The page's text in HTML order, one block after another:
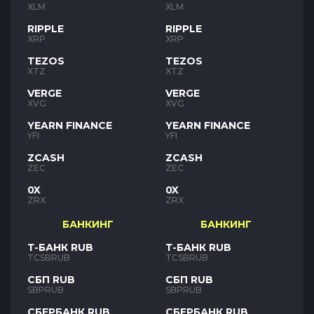
XLM
RIPPLE
XRP
TEZOS
XTZ
VERGE
XVG
YEARN FINANCE
YFI
ZCASH
ZEC
0X
ZRX
БАНКИНГ
Т-БАНК RUB
TCSBRUB
СБП RUB
SBPRUB
XLM
RIPPLE
XRP
TEZOS
XTZ
VERGE
XVG
YEARN FINANCE
YFI
ZCASH
ZEC
0X
ZRX
БАНКИНГ
Т-БАНК RUB
TCSBRUB
СБП RUB
SBPRUB